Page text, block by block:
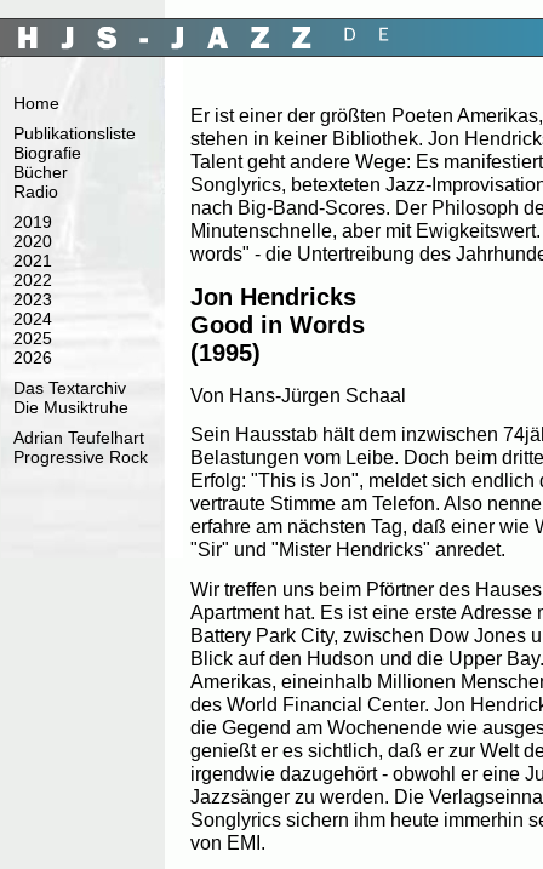
Home
Publikationsliste
Biografie
Bücher
Radio
2019
2020
2021
2022
2023
2024
2025
2026
Das Textarchiv
Die Musiktruhe
Adrian Teufelhart
Progressive Rock
Er ist einer der größten Poeten
stehen in keiner Bibliothek. Jon
Talent geht andere Wege: Es
Songlyrics, betexteten Jazz-
nach Big-Band-Scores. Der Philosoph
Minutenschnelle, aber mit
words" - die Untertreibung des
Jon Hendricks
Good in Words
(1995)
Von Hans-Jürgen Schaal
Sein Hausstab hält dem inzwischen
Belastungen vom Leibe. Doch beim
Erfolg: "This is Jon", meldet sich
vertraute Stimme am Telefon. Also
erfahre am nächsten Tag, daß einer wie
"Sir" und "Mister Hendricks" anredet.
Wir treffen uns beim Pförtner des
Apartment hat. Es ist eine erste Adresse
Battery Park City, zwischen Dow Jones
Blick auf den Hudson und die Upper
Amerikas, eineinhalb Millionen
des World Financial Center. Jon
die Gegend am Wochenende wie
genießt er es sichtlich, daß er zur Welt
irgendwie dazugehört - obwohl er eine
Jazzsänger zu werden. Die
Songlyrics sichern ihm heute immerhin
von EMI.